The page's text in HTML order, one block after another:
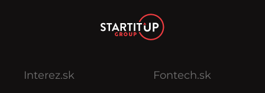
Interez.sk
Fontech.sk